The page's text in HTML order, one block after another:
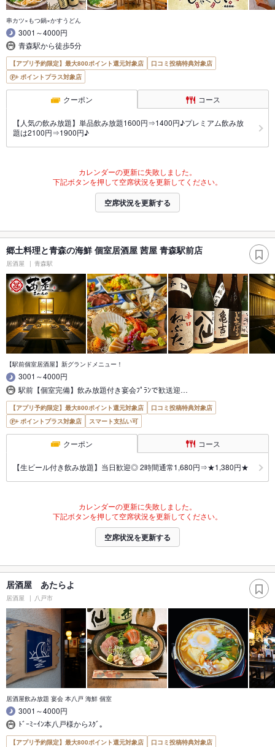
串カツ×もつ鍋×かすうどん
3001～4000円
青森駅から徒歩5分
【アプリ予約限定】最大800ポイント還元対象店
口コミ投稿特典対象店
ポイントプラス対象店
クーポン コース
【人気の飲み放題】単品飲み放題1600円⇒1400円♪プレミアム飲み放
題は2100円⇒1900円♪
カレンダーの更新に失敗しました。
下記ボタンを押して空席状況を更新してください。
空席状況を更新する
郷土料理と青森の海鮮 個室居酒屋 茜屋 青森駅前店
居酒屋 青森駅
【駅前個室居酒屋】新グランドメニュー！
3001～4000円
駅前【個室完備】飲み放題付き宴会ﾌﾟﾗﾝで歓送迎…
【アプリ予約限定】最大800ポイント還元対象店
口コミ投稿特典対象店
ポイントプラス対象店
スマート支払い可
クーポン コース
【生ビール付き飲み放題】当日歓迎◎ 2時間通常1,680円⇒★1,380円★
カレンダーの更新に失敗しました。
下記ボタンを押して空席状況を更新してください。
空席状況を更新する
居酒屋 あたらよ
居酒屋 八戸市
居酒屋飲み放題 宴会 本八戸 海鮮 個室
3001～4000円
ﾄﾞｰﾐｰｲﾝ本八戸様からｽｸﾞ｡
【アプリ予約限定】最大800ポイント還元対象店
口コミ投稿特典対象店